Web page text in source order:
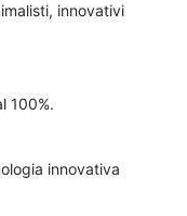
innovativi
100%.
innovativa